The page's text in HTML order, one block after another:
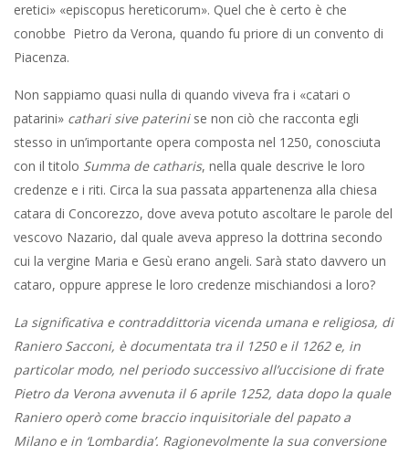
eretici» «episcopus hereticorum». Quel che è certo è che
conobbe Pietro da Verona, quando fu priore di un convento di
Piacenza.
Non sappiamo quasi nulla di quando viveva fra i «catari o
patarini» cathari sive paterinise non ciò che racconta egli
stesso in un’importante opera composta nel 1250, conosciuta
con il titolo Summa de catharis, nella quale descrive le loro
credenze e i riti. Circa la sua passata appartenenza alla chiesa
catara di Concorezzo, dove aveva potuto ascoltare le parole del
vescovo Nazario, dal quale aveva appreso la dottrina secondo
cui la vergine Maria e Gesù erano angeli. Sarà stato davvero un
cataro, oppure apprese le loro credenze mischiandosi a loro?
La significativa e contraddittoria vicenda umana e religiosa, di
Raniero Sacconi, è documentata tra il 1250 e il 1262 e, in
particolar modo, nel periodo successivo all’uccisione di frate
Pietro da Verona avvenuta il 6 aprile 1252, data dopo la quale
Raniero operò come braccio inquisitoriale del papato a
Milano e in ‘Lombardia’. Ragionevolmente la sua conversione